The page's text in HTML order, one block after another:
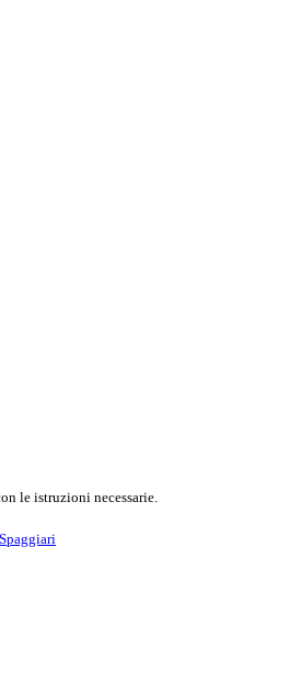
le istruzioni necessarie.